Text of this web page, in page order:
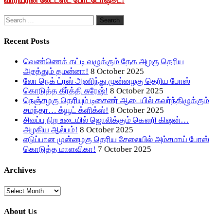
Search
Recent Posts
வெண்ணெக் கட்டி வழுக்கும் தேக அழகு தெரிய
அசத்தும் தமன்னா! 8 October 2025
லோ நெக் ட்ரஸ் அணிந்து முன்னழகு தெரிய போஸ்
கொடுத்த கீர்த்தி சுரேஷ்! 8 October 2025
நெஞ்சழகு தெரியும் டிசைனர் ஆடையில் கவர்ந்திழுக்கும்
சமந்தா… க்யூட் க்ளிக்ஸ்! 8 October 2025
சிவப்பு நிற உடையில் ஜொலிக்கும் கௌரி கிஷன்…
அழகிய ஆல்பம்! 8 October 2025
எடுப்பான முன்னழகு தெரிய சேலையில் அம்சமாய் போஸ்
கொடுத்த மாளவிகா! 7 October 2025
Archives
Archives
About Us